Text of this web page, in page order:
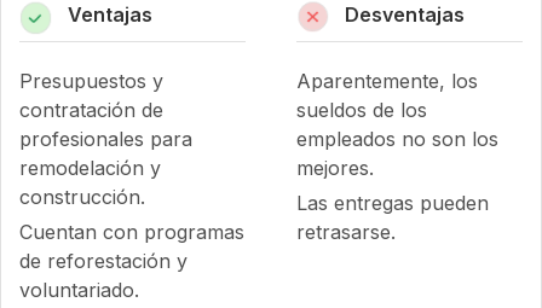
Ventajas
Presupuestos y
contratación de
profesionales para
remodelación y
construcción.
Cuentan con programas
de reforestación y
voluntariado.
Desventajas
Aparentemente, los
sueldos de los
empleados no son los
mejores.
Las entregas pueden
retrasarse.